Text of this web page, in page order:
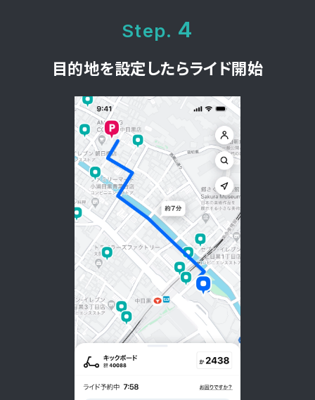
Step. 4
目的地を設定したらライド開始